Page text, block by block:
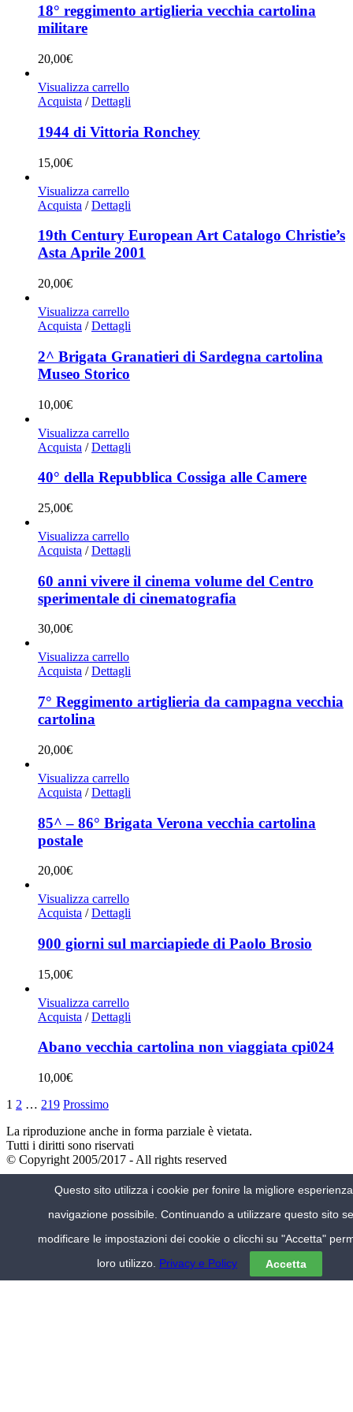
18° reggimento artiglieria vecchia cartolina
militare
20,00€
Visualizza carrello
Acquista / Dettagli
1944 di Vittoria Ronchey
15,00€
Visualizza carrello
Acquista / Dettagli
19th Century European Art Catalogo Christie’s
Asta Aprile 2001
20,00€
Visualizza carrello
Acquista / Dettagli
2^ Brigata Granatieri di Sardegna cartolina
Museo Storico
10,00€
Visualizza carrello
Acquista / Dettagli
40° della Repubblica Cossiga alle Camere
25,00€
Visualizza carrello
Acquista / Dettagli
60 anni vivere il cinema volume del Centro
sperimentale di cinematografia
30,00€
Visualizza carrello
Acquista / Dettagli
7° Reggimento artiglieria da campagna vecchia
cartolina
20,00€
Visualizza carrello
Acquista / Dettagli
85^ – 86° Brigata Verona vecchia cartolina
postale
20,00€
Visualizza carrello
Acquista / Dettagli
900 giorni sul marciapiede di Paolo Brosio
15,00€
Visualizza carrello
Acquista / Dettagli
Abano vecchia cartolina non viaggiata cpi024
10,00€
1 2 … 219 Prossimo
La riproduzione anche in forma parziale è vietata.
Tutti i diritti sono riservati
© Copyright 2005/2017 - All rights reserved
VIAGGIA IN ITALIA
Alberghi Milano
Alberghi Venezia
Hotel centro Roma
Questo sito utilizza i cookie per fonire la migliore
navigazione possibile. Continuando a utilizzare questo sito
modificare le impostazioni dei cookie o clicchi su "Accetta"
loro utilizzo. Privacy e Policy Accetta